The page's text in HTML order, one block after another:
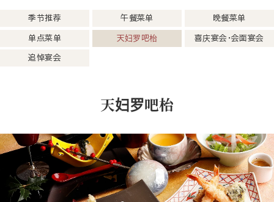
季节推荐 午餐菜单 晚餐菜单
单点菜单 天妇罗吧枱 喜庆宴会・会面宴会
追悼宴会
天妇罗吧枱